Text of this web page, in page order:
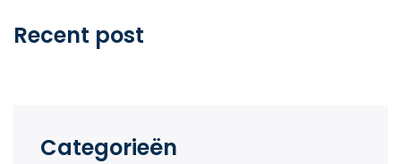
Recent post
Categorieën